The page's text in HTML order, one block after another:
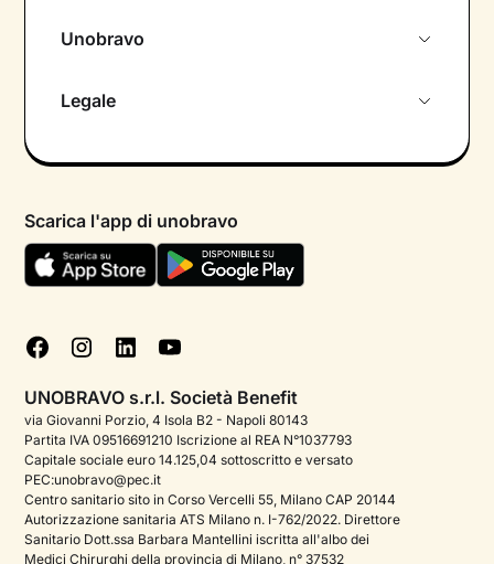
Unobravo
Psicologo in chat
Aiuto urgente
FAQ
Podcast di psicologia
Corporate
Psicologo italiano all'estero
Sala stampa
Legale
Termini e condizioni
Informativa Privacy
Cookie policy
Gestisci cookie
Scarica l'app di unobravo
UNOBRAVO s.r.l. Società Benefit
via Giovanni Porzio, 4 Isola B2 - Napoli 80143
Partita IVA 09516691210 Iscrizione al REA N°1037793
Capitale sociale euro 14.125,04 sottoscritto e versato
PEC:unobravo@pec.it
Centro sanitario sito in Corso Vercelli 55, Milano CAP 20144
Autorizzazione sanitaria ATS Milano n. I-762/2022. Direttore
Sanitario Dott.ssa Barbara Mantellini iscritta all'albo dei
Medici Chirurghi della provincia di Milano, n° 37532